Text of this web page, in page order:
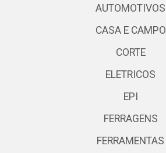
AUTOMOTIVOS
CASA E CAMPO
CORTE
ELETRICOS
EPI
FERRAGENS
FERRAMENTAS